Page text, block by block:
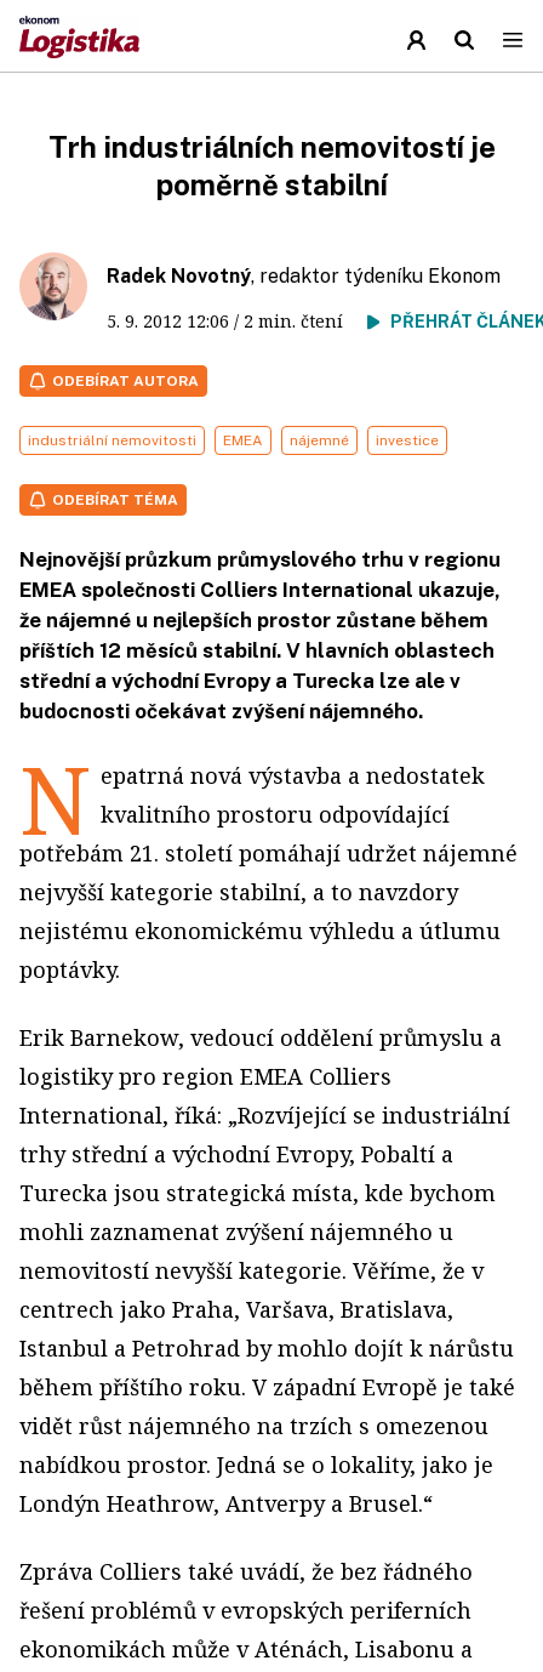
Trh industriálních nemovitostí je
poměrně stabilní
Radek Novotný, redaktor týdeníku Ekonom
5. 9. 2012 12:06 / 2 min. čtení PŘEHRÁT
ODEBÍRAT AUTORA
industriální nemovitosti EMEA nájemné investice
ODEBÍRAT TÉMA
Nejnovější průzkum průmyslového trhu v regionu
EMEA společnosti Colliers International ukazuje,
že nájemné u nejlepších prostor zůstane během
příštích 12 měsíců stabilní. V hlavních oblastech
střední a východní Evropy a Turecka lze ale v
budocnosti očekávat zvýšení nájemného.
N epatrná nová výstavba a nedostatek
kvalitního prostoru odpovídající
potřebám 21. století pomáhají udržet nájemné
nejvyšší kategorie stabilní, a to navzdory
nejistému ekonomickému výhledu a útlumu
poptávky.
Erik Barnekow, vedoucí oddělení průmyslu a
logistiky pro region EMEA Colliers
International, říká: „Rozvíjející se industriální
trhy střední a východní Evropy, Pobaltí a
Turecka jsou strategická místa, kde bychom
mohli zaznamenat zvýšení nájemného u
nemovitostí nevyšší kategorie. Věříme, že v
centrech jako Praha, Varšava, Bratislava,
Istanbul a Petrohrad by mohlo dojít k nárůstu
během příštího roku. V západní Evropě je také
vidět růst nájemného na trzích s omezenou
nabídkou prostor. Jedná se o lokality, jako je
Londýn Heathrow, Antverpy a Brusel.“
Zpráva Colliers také uvádí, že bez řádného
řešení problémů v evropských periferních
ekonomikách může v Aténách, Lisabonu a